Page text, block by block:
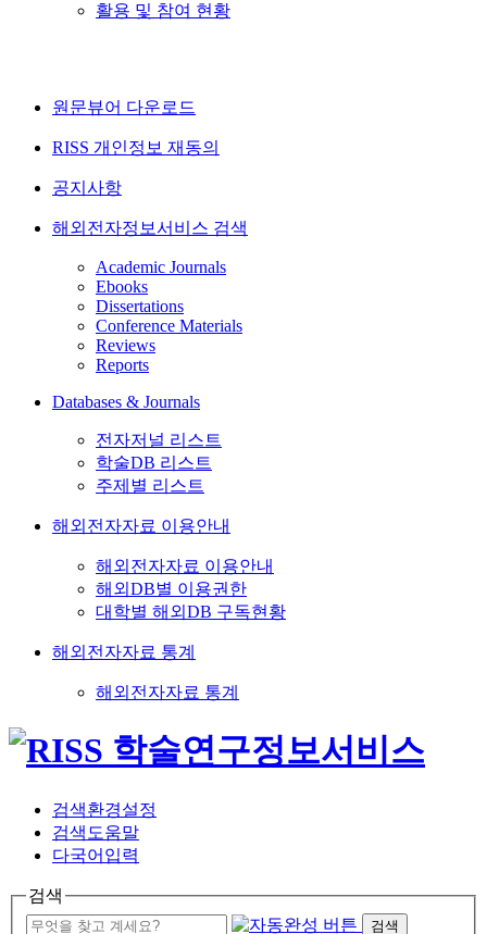
활용 및 참여 현황
원문뷰어 다운로드
RISS 개인정보 재동의
공지사항
해외전자정보서비스 검색
Academic Journals
Ebooks
Dissertations
Conference Materials
Reviews
Reports
Databases & Journals
전자저널 리스트
학술DB 리스트
주제별 리스트
해외전자자료 이용안내
해외전자자료 이용안내
해외DB별 이용권한
대학별 해외DB 구독현황
해외전자자료 통계
해외전자자료 통계
검색환경설정
검색도움말
다국어입력
검색
검색